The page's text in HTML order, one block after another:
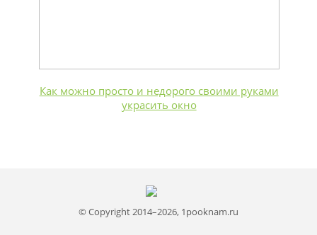
Как можно просто и недорого своими руками
украсить окно
© Copyright 2014–2026, 1pooknam.ru